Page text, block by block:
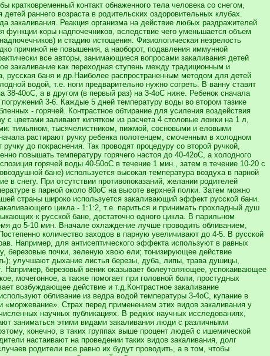
контакт обнаженного тела человека со снегом,
раннего возраста в родительских оздоровительных клубах.
закаливания. Реакция организма на действие любых раздражителей
функции коры надпочечников, вследствие чего уменьшается объем
и стадию истощения. Физиологическая незрелость
причиной не повышения, а наоборот, подавления иммунной
все авторы, занимающиеся вопросами закаливания детей
закаливание как переходная ступень между традиционным и
русская баня и др.Наиболее распространенным методом для детей
водой, т.е. ноги предварительно нужно согреть. В ванну ставят
40oC, а в другом (в первый раз) на 3-4oC ниже. Ребенок сначала
3-6. Каждые 5 дней температуру воды во втором тазике
- горячей. Контрастное обтирание для усиления воздействия
цветами заливают кипятком из расчета 4 столовые ложки на 1 л,
тимьяном, тысячелистником, пижмой, сосновыми и еловыми
растирают ручку ребенка полотенцем, смоченным в холодном
до покраснения. Так проводят процедуру со второй ручкой,
повышать температуру горячего настоя до 40-42oC, а холодного
горячей воды 40-50oC в течение 1 мин., затем в течение 10-20 с
бане) используется высокая температура воздуха в парной
снегу. При отсутствии противопоказаний, желании родителей
в парной около 80oC на высоте верхней полки. Затем можно
страны широко используется закаливающий эффект русской бани.
цикла - 1:1:2, т.е. париться и принимать прохладный душ
к русской бане, достаточно одного цикла. В парильном
до 5-10 мин. Вначале охлаждение лучше проводить обливанием,
количество заходов в парную увеличивают до 4-5. В русской
Например, для антисептического эффекта используют в равных
березовые почки, зеленую хвою ели; тонизирующее действие
улучшают дыхание листья березы, дуба, липы, трава душицы,
березовый веник оказывает болеутоляющее, успокаивающее
мочегонное, а также помогает при головной боли, простудных
возбуждающее действие и т.д.Контрастное закаливание
обливание из ведра водой температуры 3-4oC, купание в
Страх перед применением этих видов закаливания у
научных публикациях. В редких научных исследованиях,
заниматься этими видами закаливания люди с различными
конечно, в таких группах выше процент людей с ишемической
настаивают на проведении таких видов закаливания, долг
родители все равно их будут проводить, а в том, чтобы